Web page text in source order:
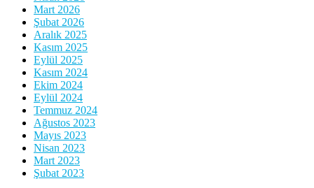
Mart 2026
Şubat 2026
Aralık 2025
Kasım 2025
Eylül 2025
Kasım 2024
Ekim 2024
Eylül 2024
Temmuz 2024
Ağustos 2023
Mayıs 2023
Nisan 2023
Mart 2023
Şubat 2023